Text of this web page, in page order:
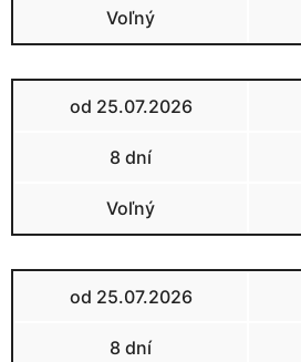
Voľný
od 25.07.2026
8 dní
Voľný
od 25.07.2026
8 dní